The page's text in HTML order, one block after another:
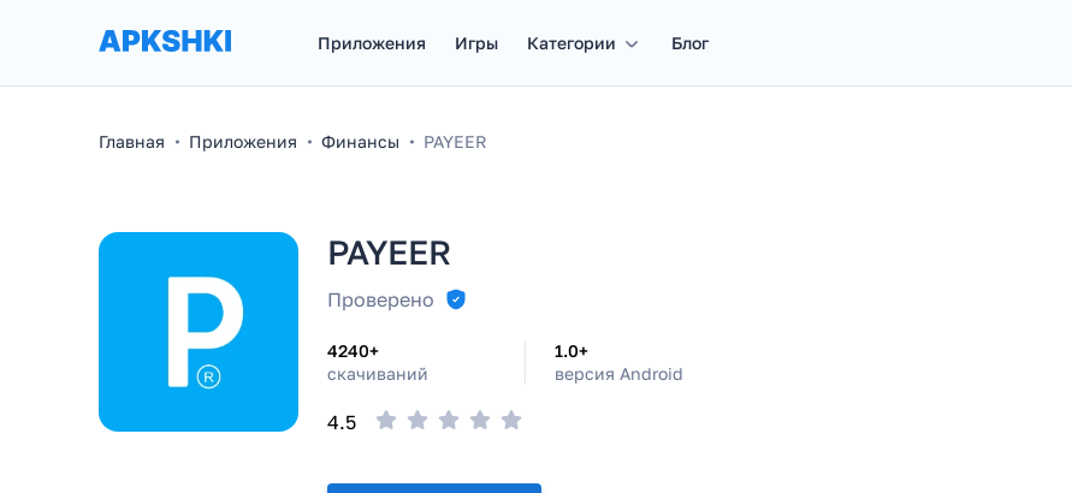
Приложения Игры Категории Блог
Главная Приложения Финансы PAYEER
PAYEER
Проверено
4240+
скачиваний
1.0+
версия Android
4.5